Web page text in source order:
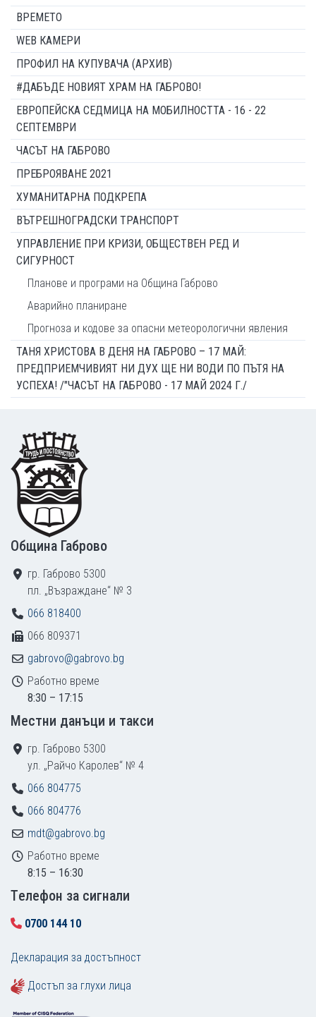
ВРЕМЕТО
WEB КАМЕРИ
ПРОФИЛ НА КУПУВАЧА (АРХИВ)
#ДАБЪДЕ НОВИЯТ ХРАМ НА ГАБРОВО!
ЕВРОПЕЙСКА СЕДМИЦА НА МОБИЛНОСТТА - 16 - 22
СЕПТЕМВРИ
ЧАСЪТ НА ГАБРОВО
ПРЕБРОЯВАНЕ 2021
ХУМАНИТАРНА ПОДКРЕПА
ВЪТРЕШНОГРАДСКИ ТРАНСПОРТ
УПРАВЛЕНИЕ ПРИ КРИЗИ, ОБЩЕСТВЕН РЕД И
СИГУРНОСТ
Планове и програми на Община Габрово
Аварийно планиране
Прогноза и кодове за опасни метеорологични явления
ТАНЯ ХРИСТОВА В ДЕНЯ НА ГАБРОВО – 17 МАЙ:
ПРЕДПРИЕМЧИВИЯТ НИ ДУХ ЩЕ НИ ВОДИ ПО ПЪТЯ НА
УСПЕХА! /"ЧАСЪТ НА ГАБРОВО - 17 МАЙ 2024 Г./
Footer
Община Габрово
гр. Габрово 5300
пл. „Възраждане“ № 3
066 818400
066 809371
gabrovo@gabrovo.bg
Работно време
8:30 – 17:15
Местни данъци и такси
гр. Габрово 5300
ул. „Райчо Каролев“ № 4
066 804775
066 804776
mdt@gabrovo.bg
Работно време
8:15 – 16:30
Tелефон за сигнали
0700 144 10
Декларация за достъпност
Достъп за глухи лица